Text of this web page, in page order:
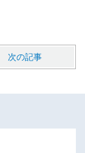
次の記事